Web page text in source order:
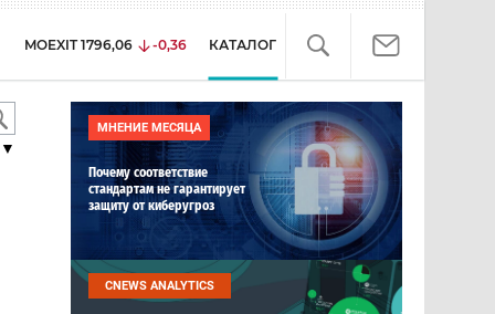
MOEXIT 1796,06 -0,36 КАТАЛОГ
▼
МНЕНИЕ МЕСЯЦА
Почему соответствие
стандартам не гарантирует
защиту от киберугроз
CNEWS ANALYTICS